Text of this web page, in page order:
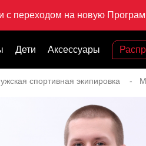
переходом на новую
Дети Аксессуары
спортивная экипировка